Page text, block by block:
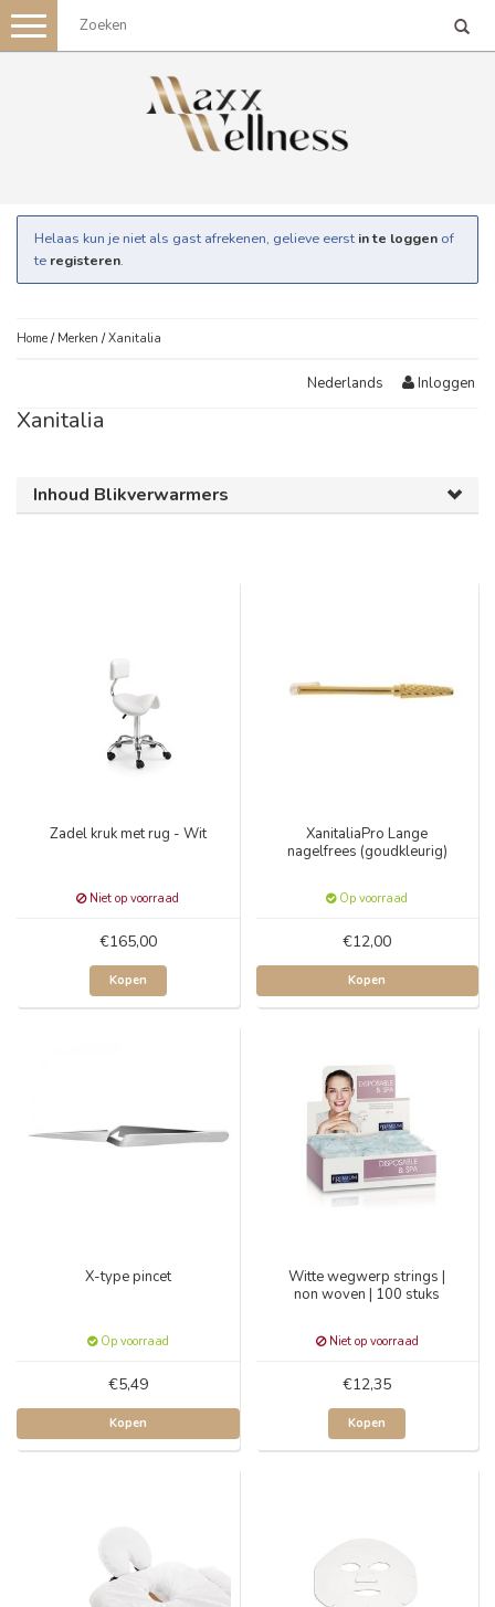
Toggle
navigation
Helaas kun je niet als gast afrekenen, gelieve eerst in te loggen of
te registeren.
Home / Merken /Xanitalia
Nederlands Inloggen
Xanitalia
Inhoud Blikverwarmers
Zadel kruk met rug - Wit
Niet op voorraad
€165,00
Kopen
XanitaliaPro Lange
nagelfrees (goudkleurig)
Op voorraad
€12,00
Kopen
X-type pincet
Op voorraad
€5,49
Kopen
Witte wegwerp strings |
non woven | 100 stuks
Niet op voorraad
€12,35
Kopen